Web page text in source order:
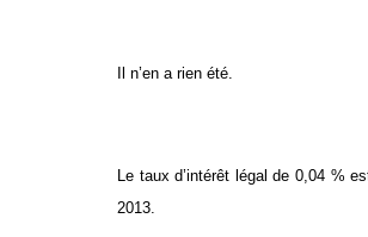
Il n’en a rien été.
Le taux d’intérêt légal de 0,04 %
2013.